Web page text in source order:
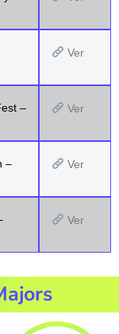
Ver
–
Ver
–
Ver
Ver